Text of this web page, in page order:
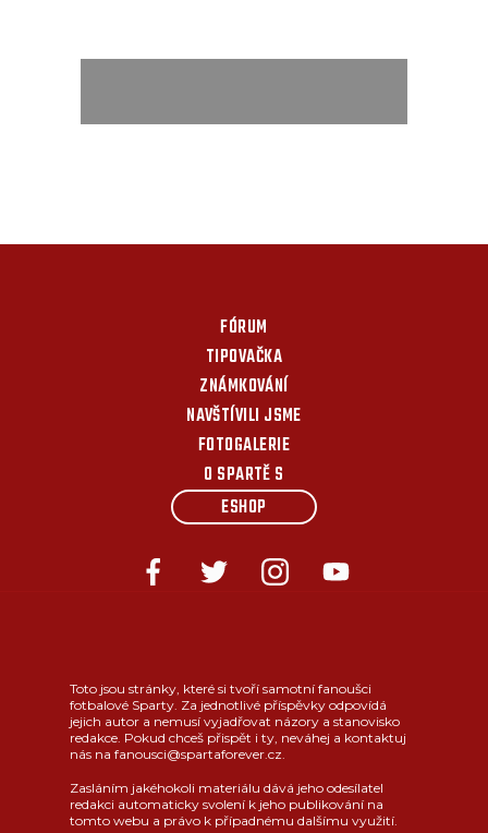
FÓRUM
TIPOVAČKA
ZNÁMKOVÁNÍ
NAVŠTÍVILI JSME
FOTOGALERIE
O SPARTĚ S
ESHOP
Toto jsou stránky, které si tvoří samotní fanoušci
fotbalové Sparty. Za jednotlivé příspěvky odpovídá
jejich autor a nemusí vyjadřovat názory a stanovisko
redakce. Pokud chceš přispět i ty, neváhej a kontaktuj
nás na fanousci@spartaforever.cz.
Zasláním jakéhokoli materiálu dává jeho odesílatel
redakci automaticky svolení k jeho publikování na
tomto webu a právo k případnému dalšímu využití.